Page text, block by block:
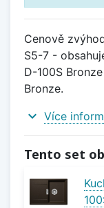
Cenově
S5-7 -
D-100S
Bronze.
expand_more Více
Tento set